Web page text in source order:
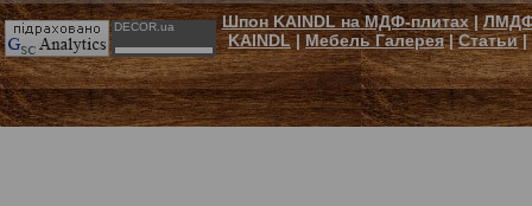
DECOR.ua Шпон KAINDL на МДФ-плитах|ЛМДФ
KAINDL| Мебель Галерея|Статьи|